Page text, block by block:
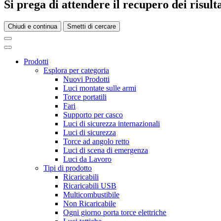
Si prega di attendere il recupero dei
Chiudi e continua Smetti di cercare
Prodotti
Esplora per categoria
Nuovi Prodotti
Luci montate sulle armi
Torce portatili
Fari
Supporto per casco
Luci di sicurezza internazionali
Luci di sicurezza
Torce ad angolo retto
Luci di scena di emergenza
Luci da Lavoro
Tipi di prodotto
Ricaricabili
Ricaricabili USB
Multicombustibile
Non Ricaricabile
Ogni giorno porta torce elettriche